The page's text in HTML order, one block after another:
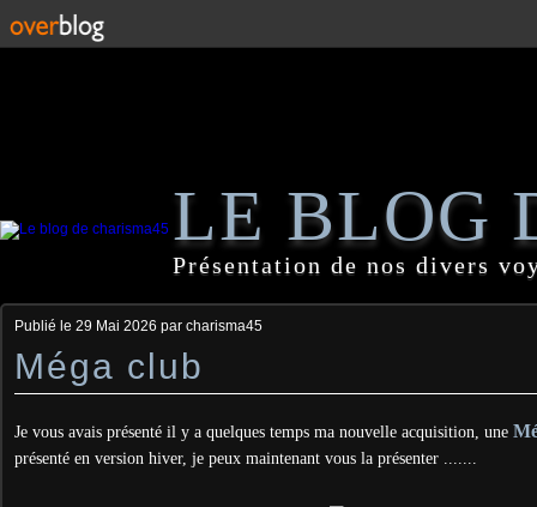
LE BLOG
Présentation de nos divers
Publié le 29 Mai 2026 par charisma45
Méga club
Je vous avais présenté il y a quelques temps ma nouvelle acquisition, une
présenté en version hiver, je peux maintenant vous la présenter .......